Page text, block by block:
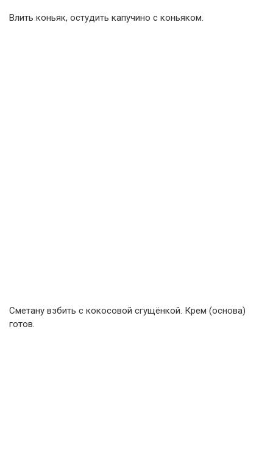
Влить коньяк, остудить капучино с коньяком.
Сметану взбить с кокосовой сгущёнкой. Крем (основа)
готов.